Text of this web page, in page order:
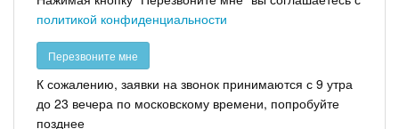
политикой конфиденциальности
К сожалению, заявки на звонок принимаются с 9 утра
до 23 вечера по московскому времени, попробуйте
позднее